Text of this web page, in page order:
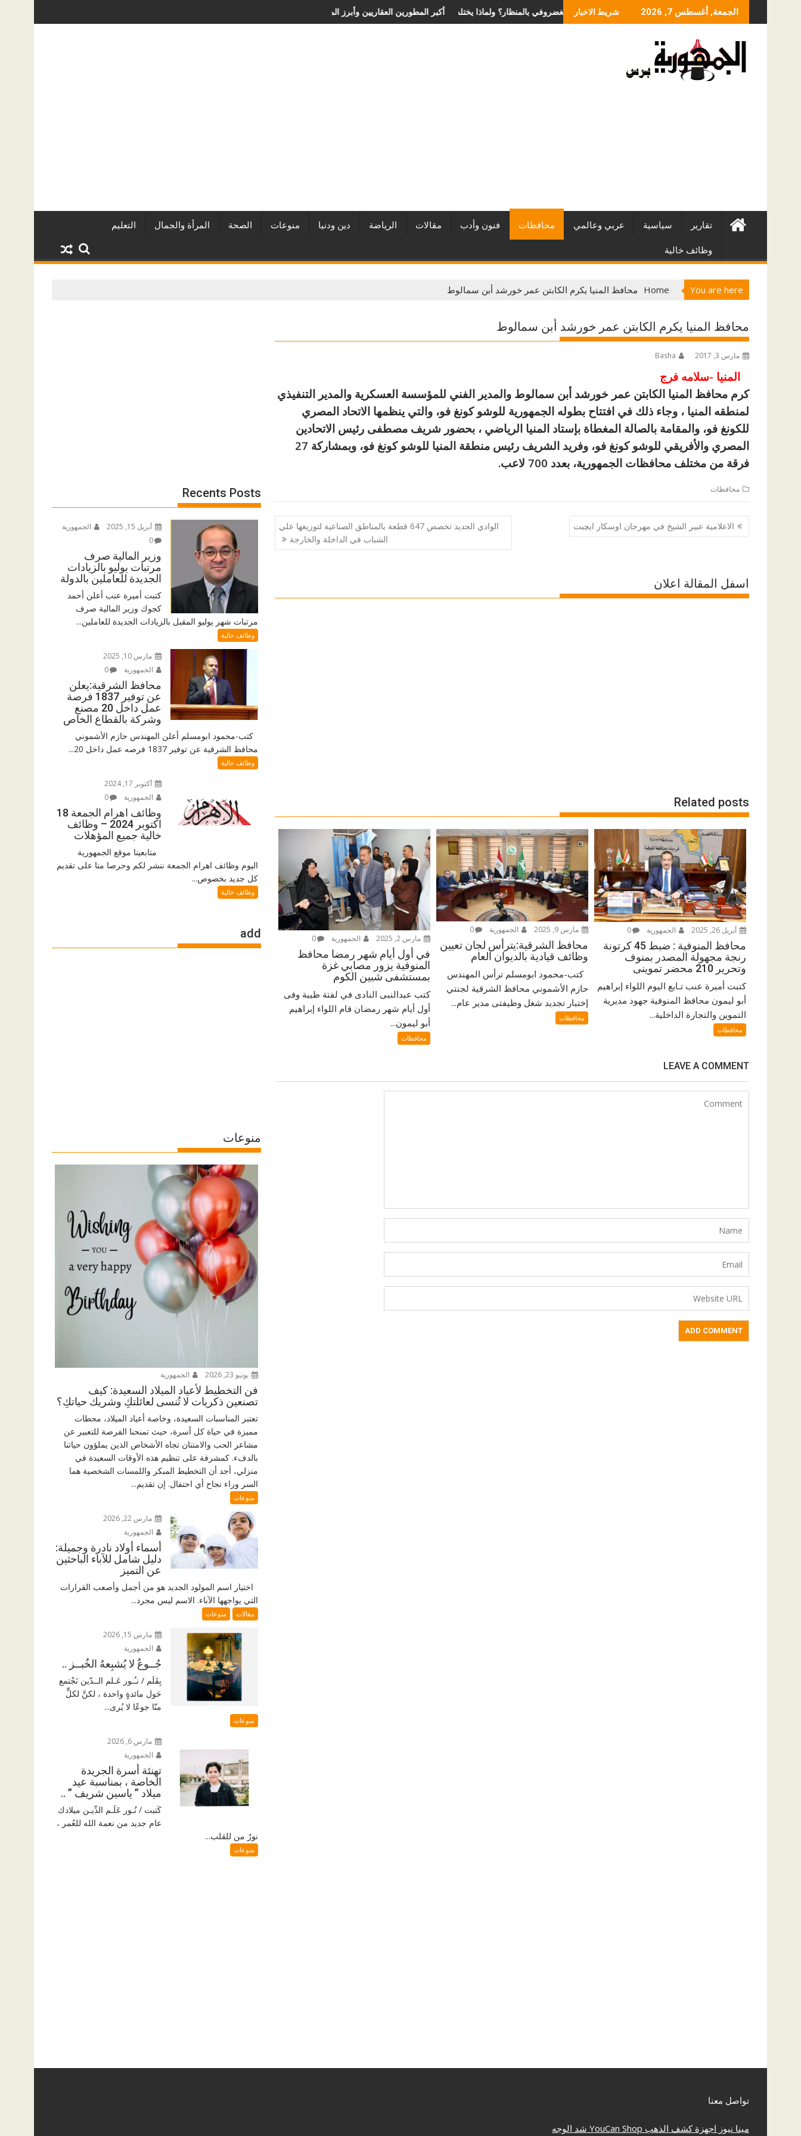
to
الجمعة, أغسطس 7, 2026 شريط الاخبار أفضل شركات التطوير العقاري في مصر من URE | أكبر المطورين العقاريين وأبرز المشروعاتما الذي يحدد سعر عملية الانزلاق الغضروفي بالمنظار؟ ولماذا يختلف من مريض لآخر؟
تقارير سياسية عربي وعالمي محافظات فنون وأدب مقالات الرياضة دين ودنيا منوعات الصحة المرأة والجمال التعليم
وظائف خالية
You are here
Home محافظ المنيا يكرم الكابتن عمر خورشد أبن سمالوط
محافظ المنيا يكرم الكابتن عمر خورشد أبن سمالوط
مارس 3, 2017 Basha
المنيا -سلامه فرج
كرم محافظ المنيا الكابتن عمر خورشد أبن سمالوط والمدير الفني للمؤسسة العسكرية والمدير التنفيذي
لمنطقه المنيا ، وجاء ذلك في افتتاح بطوله الجمهورية للوشو كونغ فو، والتي ينظمها الاتحاد المصري
للكونغ فو، والمقامة بالصالة المغطاة بإستاد المنيا الرياضي ، بحضور شريف مصطفى رئيس الاتحادين
المصري والأفريقي للوشو كونغ فو، وفريد الشريف رئيس منطقة المنيا للوشو كونغ فو، وبمشاركة 27
فرقة من مختلف محافظات الجمهورية، بعدد 700 لاعب.
محافظات
تصفّح
المقالات
الاعلامية عبير الشيخ في مهرجان اوسكار ايچبت
الوادي الجديد تخصص 647 قطعة بالمناطق الصناعية لتوزيعها علي
الشباب في الداخلة والخارجة
اسفل المقالة اعلان
Related posts
أبريل 26, 2025 الجمهورية 0
محافظ المنوفية : ضبط 45 كرتونة
رنجة مجهولة المصدر بمنوف
وتحرير 210 محضر تموينى
كتبت أميرة عنب تـابع اليوم اللواء إبراهيم
أبو ليمون محافظ المنوفية جهود مديرية
التموين والتجارة الداخلية...
محافظات
مارس 9, 2025 الجمهورية 0
محافظ الشرقية:يترأس لجان تعيين
وظائف قيادية بالديوان العام
كتب-محمود ابومسلم ترأس المهندس
حازم الأشموني محافظ الشرقية لجنتي
إختبار تجديد شغل وظيفتى مدير عام...
محافظات
مارس 2, 2025 الجمهورية 0
في أول أيام شهر رمضا محافظ
المنوفية يزور مصابي غزة
بمستشفى شبين الكوم
كتب عبدالنبى النادى في لفتة طيبة وفى
أول أيام شهر رمضان قام اللواء إبراهيم
أبو ليمون...
محافظات
LEAVE A COMMENT
Recents Posts
أبريل 15, 2025
الجمهورية
0
وزير المالية صرف
مرتبات يوليو بالزيادات
الجديدة للعاملين بالدولة
كتبت أميرة عنب أعلن أحمد
كجوك وزير المالية صرف
مرتبات شهر يوليو المقبل بالزيادات الجديدة للعاملين...
وظائف خالية
مارس 10, 2025
الجمهورية
0
محافظ الشرقية:يعلن
عن توفير 1837 فرصة
عمل داخل 20 مصنع
وشركة بالقطاع الخاص
كتب-محمود ابومسلم أعلن المهندس حازم الأشموني
محافظ الشرقية عن توفير 1837 فرصه عمل داخل 20...
وظائف خالية
أكتوبر 17, 2024
الجمهورية
0
وظائف اهرام الجمعة 18
اكتوبر 2024 – وظائف
خالية جميع المؤهلات
متابعينا موقع الجمهورية
اليوم وظائف اهرام الجمعة ننشر لكم وحرصا منا على تقديم
كل جديد بخصوص...
وظائف خالية
add
منوعات
يونيو 23, 2026 الجمهورية
فن التخطيط لأعياد الميلاد السعيدة: كيف
تصنعين ذكريات لا تُنسى لعائلتكِ وشريك حياتكِ؟
تعتبر المناسبات السعيدة، وخاصة أعياد الميلاد، محطات
مميزة في حياة كل أسرة، حيث تمنحنا الفرصة للتعبير عن
مشاعر الحب والامتنان تجاه الأشخاص الذين يملؤون حياتنا
بالدفء. كمشرفة على تنظيم هذه الأوقات السعيدة في
منزلي، أجد أن التخطيط المبكر واللمسات الشخصية هما
السر وراء نجاح أي احتفال. إن تقديم...
منوعات
مارس 22, 2026
الجمهورية
أسماء أولاد نادرة وجميلة:
دليل شامل للآباء الباحثين
عن التميز
اختيار اسم المولود الجديد هو من أجمل وأصعب القرارات
التي يواجهها الآباء. الاسم ليس مجرد...
مقالات منوعات
مارس 15, 2026
الجمهورية
جُــوعٌ لا يُشبِعهُ الخُبــز ..
بِقَلَم / نـُـور عَـلم الــدّين نَجْتمع
حَول مائدةٍ واحدة ، لكنَّ لكلٍّ
منّا جوعًا لا يُرى...
منوعات
مارس 6, 2026
الجمهورية
تهنئة أسرة الجريدة
الخاصة ، بمناسبة عيد
ميلاد ” ياسين شريف ” ..
كَتبت / نُـور عَلَـم الدِّيـن ميلادك
عام جديد من نعمة الله للعُمر ،
نورٌ من للقلب...
منوعات
تواصل معنا
مينا نيوز اجهزة كشف الذهب YouCan Shop شد الوجه